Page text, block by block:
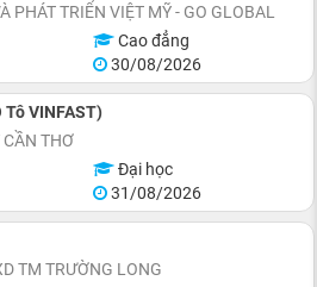
PHÁT TRIỂN VIỆT MỸ - GO GLOBAL
Cao đẳng
30/08/2026
Tô VINFAST)
CẦN THƠ
Đại học
31/08/2026
TM TRƯỜNG LONG